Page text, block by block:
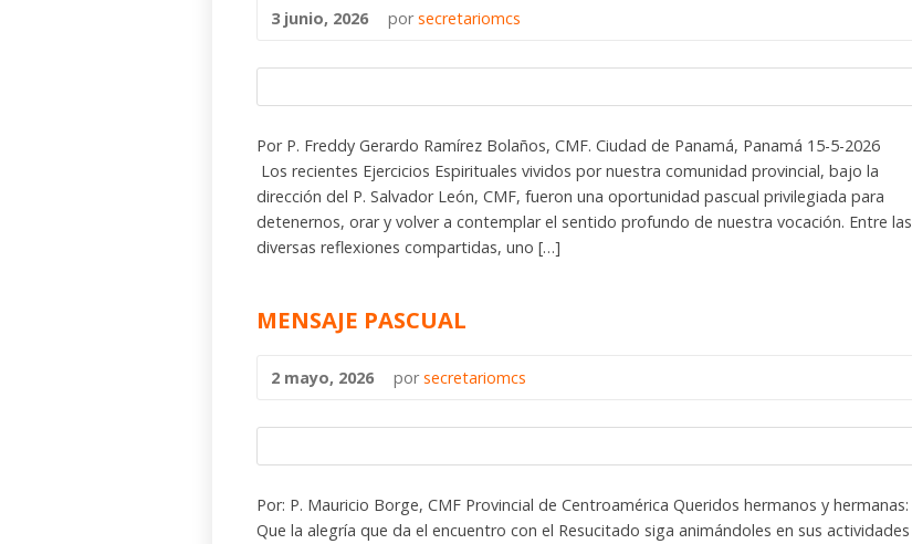
3 junio, 2026 porsecretariomcs
Por P. Freddy Gerardo Ramírez Bolaños, CMF. Ciudad de Panamá, Panamá 15-5-2026
Los recientes Ejercicios Espirituales vividos por nuestra comunidad provincial, bajo la
dirección del P. Salvador León, CMF, fueron una oportunidad pascual privilegiada para
detenernos, orar y volver a contemplar el sentido profundo de nuestra vocación. Entre las
diversas reflexiones compartidas, uno […]
MENSAJE PASCUAL
2 mayo, 2026 porsecretariomcs
Por: P. Mauricio Borge, CMF Provincial de Centroamérica Queridos hermanos y hermanas:
Que la alegría que da el encuentro con el Resucitado siga animándoles en sus actividades